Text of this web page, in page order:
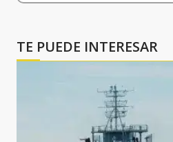
TE PUEDE INTERESAR